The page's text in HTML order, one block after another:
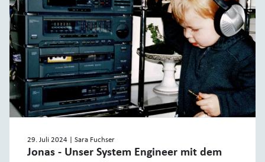
29. Juli 2024 | Sara Fuchser
Jonas - Unser System Engineer mit dem